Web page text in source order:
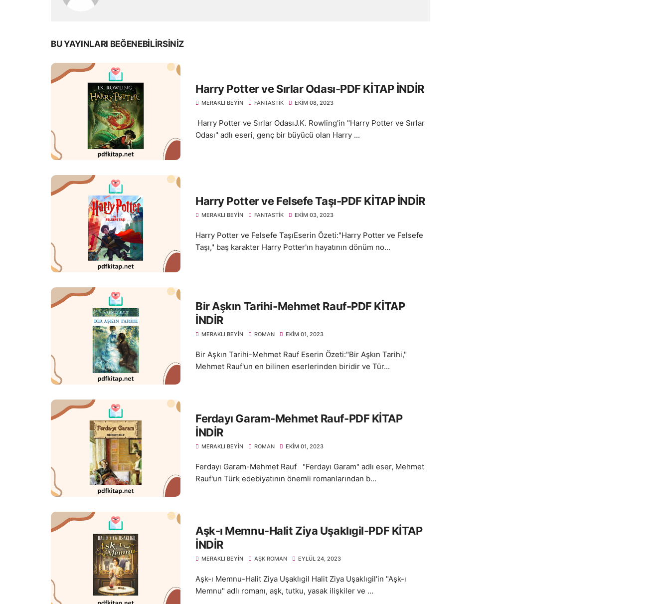
BU YAYINLARI BEĞENEBILIRSINIZ
Harry Potter ve Sırlar Odası-PDF KİTAP İNDİR
MERAKLI BEYIN FANTASTIK EKIM 08, 2023
Harry Potter ve Sırlar OdasıJ.K. Rowling'in "Harry Potter ve Sırlar
Odası" adlı eseri, genç bir büyücü olan Harry ...
Harry Potter ve Felsefe Taşı-PDF KİTAP İNDİR
MERAKLI BEYIN FANTASTIK EKIM 03, 2023
Harry Potter ve Felsefe TaşıEserin Özeti:"Harry Potter ve Felsefe
Taşı," baş karakter Harry Potter'ın hayatının dönüm no...
Bir Aşkın Tarihi-Mehmet Rauf-PDF KİTAP
İNDİR
MERAKLI BEYIN ROMAN EKIM 01, 2023
Bir Aşkın Tarihi-Mehmet Rauf Eserin Özeti:"Bir Aşkın Tarihi,"
Mehmet Rauf'un en bilinen eserlerinden biridir ve Tür...
Ferdayı Garam-Mehmet Rauf-PDF KİTAP
İNDİR
MERAKLI BEYIN ROMAN EKIM 01, 2023
Ferdayı Garam-Mehmet Rauf "Ferdayı Garam" adlı eser, Mehmet
Rauf'un Türk edebiyatının önemli romanlarından b...
Aşk-ı Memnu-Halit Ziya Uşaklıgil-PDF KİTAP
İNDİR
MERAKLI BEYIN AŞK ROMAN EYLÜL 24, 2023
Aşk-ı Memnu-Halit Ziya Uşaklıgil Halit Ziya Uşaklıgil'in "Aşk-ı
Memnu" adlı romanı, aşk, tutku, yasak ilişkiler ve ...